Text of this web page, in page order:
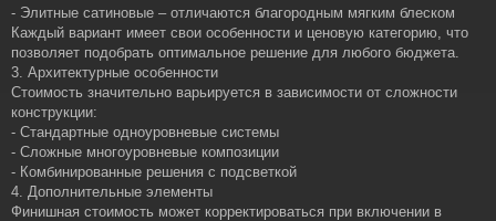
- Элитные сатиновые – отличаются благородным мягким блеском
Каждый вариант имеет свои особенности и ценовую категорию, что
позволяет подобрать оптимальное решение для любого бюджета.
3. Архитектурные особенности
Стоимость значительно варьируется в зависимости от сложности
конструкции:
- Стандартные одноуровневые системы
- Сложные многоуровневые композиции
- Комбинированные решения с подсветкой
4. Дополнительные элементы
Финишная стоимость может корректироваться при включении в